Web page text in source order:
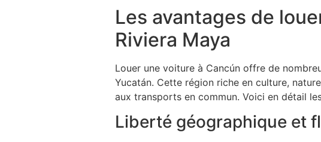
Les avantages de
Riviera Maya
Louer une voiture à Cancún offre de
Yucatán. Cette région riche en culture,
aux transports en commun. Voici en détail
Liberté géographique et